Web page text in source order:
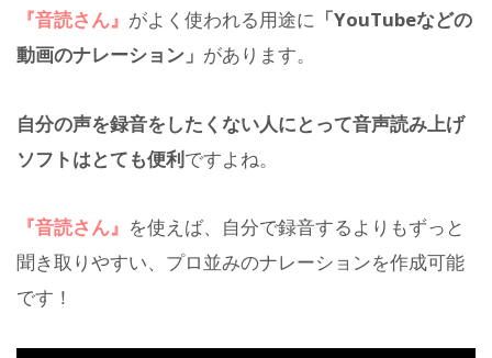
『音読さん』 がよく使われる用途に 「YouTubeなどの
動画のナレーション」 があります。
自分の声を録音をしたくない人にとって音声読み上げ
ソフトはとても便利ですよね。
『音読さん』 を使えば、自分で録音するよりもずっと
聞き取りやすい、プロ並みのナレーションを作成可能
です！